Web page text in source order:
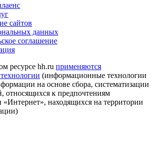
сайтов
данных
соглашение
ресурсе hh.ru применяются
(информационные технологии
на основе сбора, систематизации
относящихся к предпочтениям
«Интернет», находящихся на территории